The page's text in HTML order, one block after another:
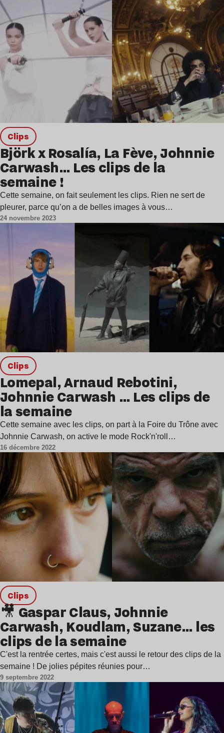
clips
Björk x Rosalía, La Fève, Johnnie
Carwash… Les clips de la
semaine !
Cette semaine, on fait seulement les clips. Rien ne sert de
pleurer, parce qu’on a de belles images à vous…
24 novembre 2023
clips
Lomepal, Arnaud Rebotini,
Johnnie Carwash … Les clips de
la semaine
Cette semaine avec les clips, on part à la Foire du Trône avec
Johnnie Carwash, on active le mode Rock'n'roll…
16 décembre 2022
clips
🎥 Gaspar Claus, Johnnie
Carwash, Koudlam, Suzane… les
clips de la semaine
C'est la rentrée certes, mais c'est aussi le retour des clips de la
semaine ! De jolies pépites réunies pour…
9 septembre 2022